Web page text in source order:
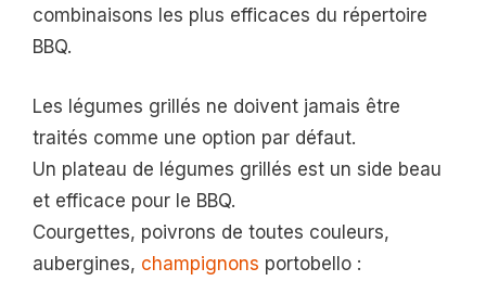
combinaisons les plus efficaces du répertoire
BBQ.
Les légumes grillés ne doivent jamais être
traités comme une option par défaut.
Un plateau de légumes grillés est un side beau
et efficace pour le BBQ.
Courgettes, poivrons de toutes couleurs,
aubergines, champignons portobello :